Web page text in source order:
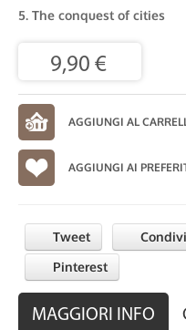
5. The conquest of cities
9,90 €
AGGIUNGI AI
Tweet
Pinterest
MAGGIORI INFO